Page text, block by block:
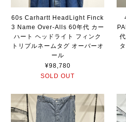
60s Carhartt HeadLight Finck
3 Name Over-Alls 60年代 カー
ハート ヘッドライト フィンク
トリプルネームタグ オーバーオ
ール
¥98,780
SOLD OUT